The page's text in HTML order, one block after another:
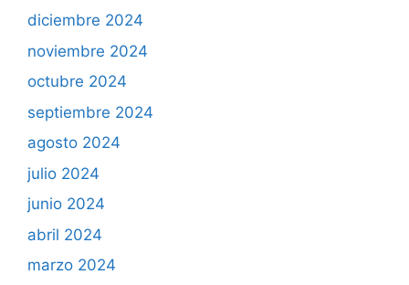
diciembre 2024
noviembre 2024
octubre 2024
septiembre 2024
agosto 2024
julio 2024
junio 2024
abril 2024
marzo 2024